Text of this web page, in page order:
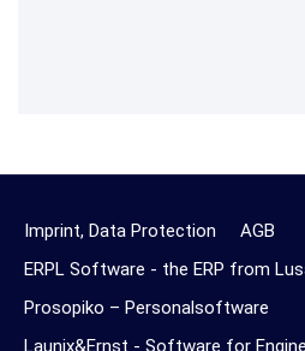
Imprint, Data Protection
AGB
ERPL Software - the ERP from
Prosopiko – Personalsoftware
Launix&Ernst - Software for